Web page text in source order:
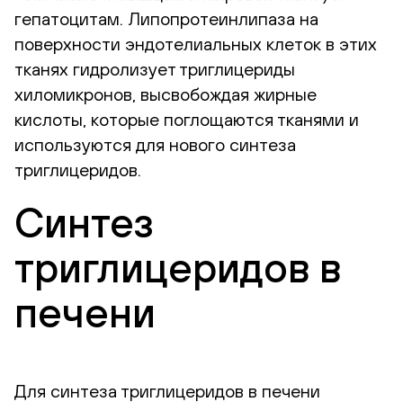
гепатоцитам. Липопротеинлипаза на
поверхности эндотелиальных клеток в этих
тканях гидролизует триглицериды
хиломикронов, высвобождая жирные
кислоты, которые поглощаются тканями и
используются для нового синтеза
триглицеридов.
Синтез
триглицеридов в
печени
Для синтеза триглицеридов в печени